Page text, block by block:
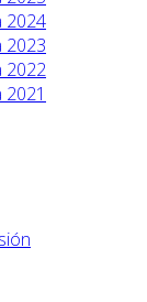
2024
2023
2022